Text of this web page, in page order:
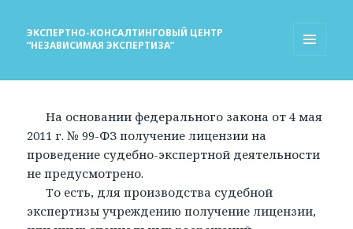
ЭКСПЕРТНО-КОНСАЛТИНГОВЫЙ ЦЕНТР
“НЕЗАВИСИМАЯ ЭКСПЕРТИЗА”
На основании федерального закона от 4 мая
2011 г. № 99-ФЗ получение лицензии на
проведение судебно-экспертной деятельности
не предусмотрено.
То есть, для производства судебной
экспертизы учреждению получение лицензии,